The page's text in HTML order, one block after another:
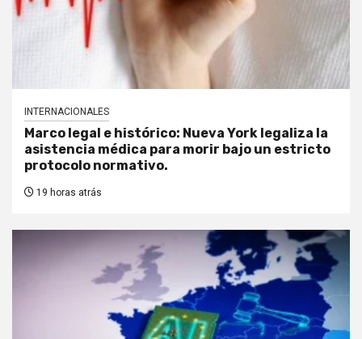
INTERNACIONALES
Marco legal e histórico: Nueva York legaliza la
asistencia médica para morir bajo un estricto
protocolo normativo.
19 horas atrás